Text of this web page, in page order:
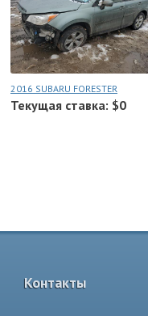
2016 SUBARU FORESTER
Текущая ставка: $0
Контакты